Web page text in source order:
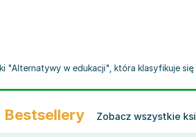
"Alternatywy w edukacji", która klasyfikuje
Bestsellery Zobacz wszystkie